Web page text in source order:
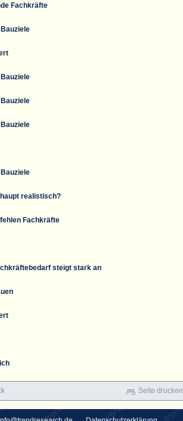
Fachkräfte
realistisch?
Fachkräfte
steigt stark an
Seite drucken